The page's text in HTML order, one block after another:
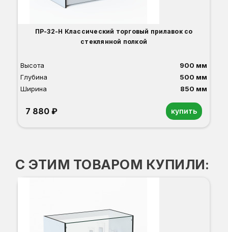
ПР-32-Н Классический торговый прилавок со
стеклянной полкой
Высота
900 мм
Глубина
500 мм
Ширина
850 мм
7 880 ₽ купить
С ЭТИМ ТОВАРОМ КУПИЛИ: